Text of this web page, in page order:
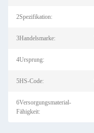
2Spezifikation:
3Handelsmarke:
4Ursprung:
5HS-Code:
6Versorgungsmaterial-
Fähigkeit: